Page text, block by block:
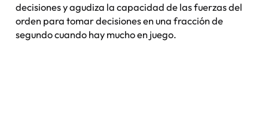
decisiones y agudiza la capacidad de las fuerzas del
orden para tomar decisiones en una fracción de
segundo cuando hay mucho en juego.